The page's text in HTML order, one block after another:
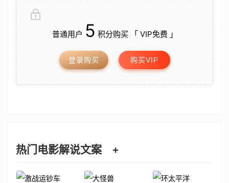
普通用户 5 积分购买 「 VIP免费 」
登录购买 购买VIP
热门电影解说文案 +